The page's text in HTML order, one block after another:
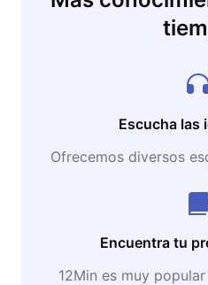
Escucha las
Ofrecemos diversos
Encuentra tu
12Min es muy